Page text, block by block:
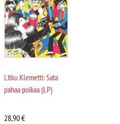
Litku Klemetti: Sata
pahaa poikaa (LP)
28,90€